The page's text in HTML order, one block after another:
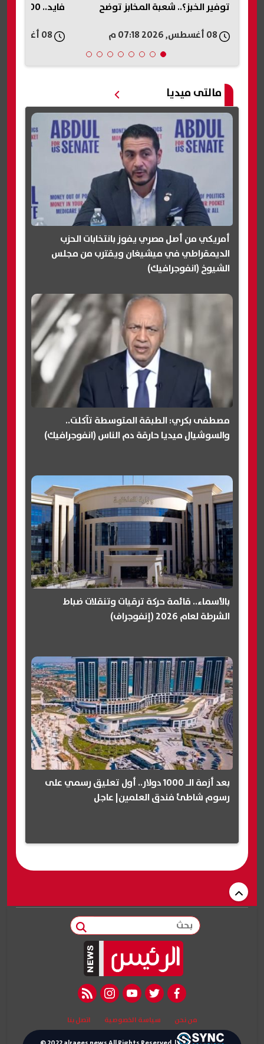
توفير الخبز؟.. شعبة المخابز توضح
فايد.. 400 ألف دولار كلمة السر (خاص)
مالتى ميديا
أمريكي من أصل مصري يفوز بانتخابات الحزب
الديمقراطي في ميشيغان ويقترب من مجلس
الشيوخ (انفوجرافيك)
مصطفى بكري: الطبقة المتوسطة تآكلت..
والسوشيال ميديا حارقة دم الناس (انفوجرافيك)
بالأسماء.. قائمة حركة ترقيات وتنقلات ضباط
الشرطة لعام 2026 (إنفوجراف)
بعد أزمة الـ 1000 دولار.. أول تعليق رسمي على
رسوم شاطئ فندق العلمين| عاجل
بحث
facebook
twitter
youtube
instagram
rss feed
من نحن سياسة الخصوصية اتصل بنا